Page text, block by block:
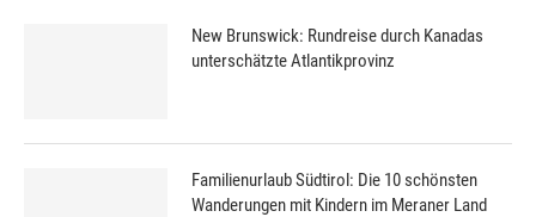
New Brunswick: Rundreise durch Kanadas
unterschätzte Atlantikprovinz
Familienurlaub Südtirol: Die 10 schönsten
Wanderungen mit Kindern im Meraner Land